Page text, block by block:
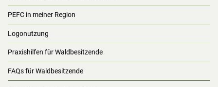
PEFC in meiner Region
Logonutzung
Praxishilfen für Waldbesitzende
FAQs für Waldbesitzende